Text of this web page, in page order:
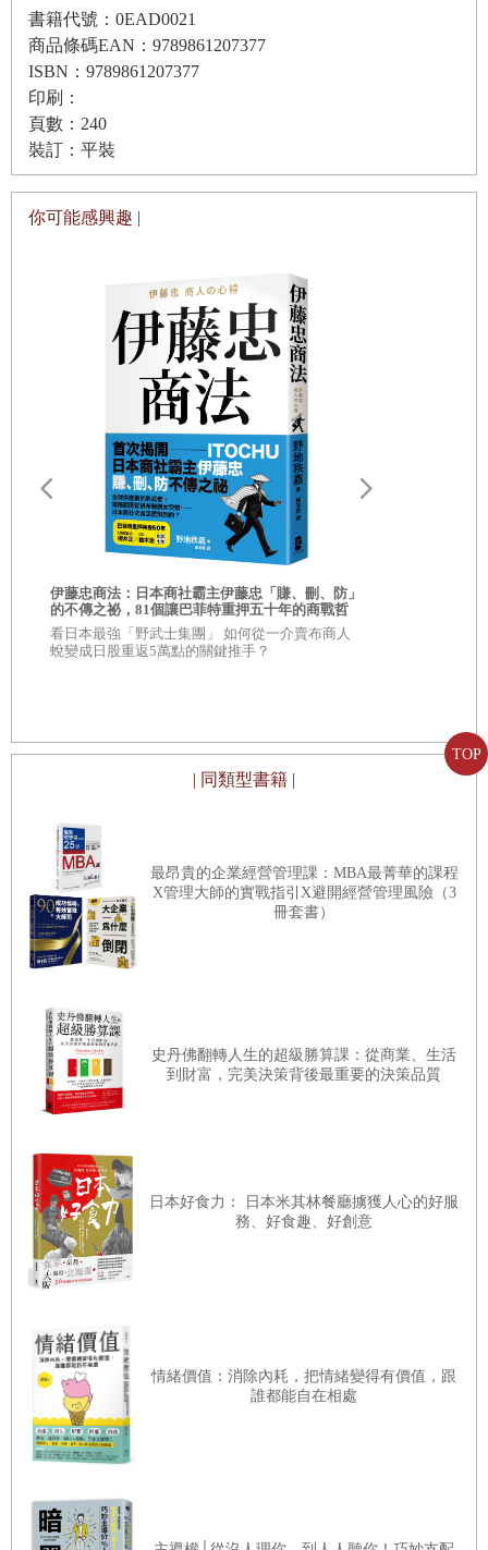
TOP
書籍代號：0EAD0021
商品條碼EAN：9789861207377
ISBN：9789861207377
印刷：
頁數：240
裝訂：平裝
你可能感興趣 |
伊藤忠商法：日本商社霸主伊藤忠「賺、刪、防」
的不傳之祕，81個讓巴菲特重押五十年的商戰哲
學
看日本最強「野武士集團」 如何從一介賣布商人
蛻變成日股重返5萬點的關鍵推手？
| 同類型書籍 |
最昂貴的企業經營管理課：MBA最菁華的課程
X管理大師的實戰指引X避開經營管理風險（3
冊套書）
史丹佛翻轉人生的超級勝算課：從商業、生活
到財富，完美決策背後最重要的決策品質
日本好食力： 日本米其林餐廳擄獲人心的好服
務、好食趣、好創意
情緒價值：消除內耗，把情緒變得有價值，跟
誰都能自在相處